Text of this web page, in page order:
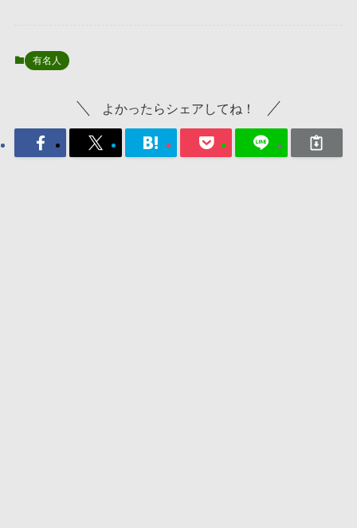
有名人
よかったらシェアしてね！